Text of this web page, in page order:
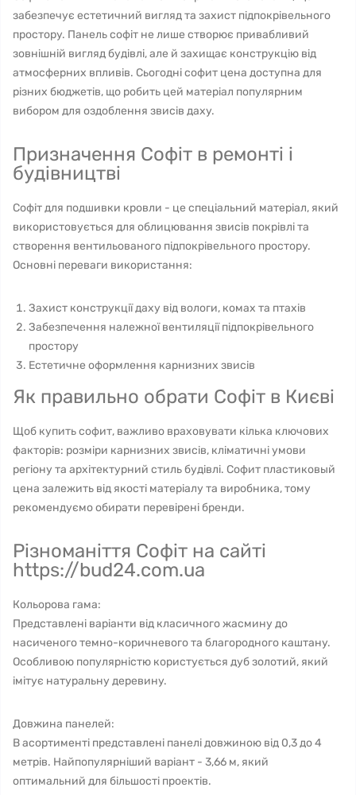
забезпечує естетичний вигляд та захист підпокрівельного
простору. Панель софіт не лише створює привабливий
зовнішній вигляд будівлі, але й захищає конструкцію від
атмосферних впливів. Сьогодні софит цена доступна для
різних бюджетів, що робить цей матеріал популярним
вибором для оздоблення звисів даху.
Призначення Софіт в ремонті і
будівництві
Софіт для подшивки кровли - це спеціальний матеріал, який
використовується для облицювання звисів покрівлі та
створення вентильованого підпокрівельного простору.
Основні переваги використання:
Захист конструкції даху від вологи, комах та птахів
Забезпечення належної вентиляції підпокрівельного
простору
Естетичне оформлення карнизних звисів
Як правильно обрати Софіт в Києві
Щоб купить софит, важливо враховувати кілька ключових
факторів: розміри карнизних звисів, кліматичні умови
регіону та архітектурний стиль будівлі. Софит пластиковый
цена залежить від якості матеріалу та виробника, тому
рекомендуємо обирати перевірені бренди.
Різноманіття Софіт на сайті
https://bud24.com.ua
Кольорова гама:
Представлені варіанти від класичного жасмину до
насиченого темно-коричневого та благородного каштану.
Особливою популярністю користується дуб золотий, який
імітує натуральну деревину.
Довжина панелей:
В асортименті представлені панелі довжиною від 0,3 до 4
метрів. Найпопулярніший варіант - 3,66 м, який
оптимальний для більшості проектів.